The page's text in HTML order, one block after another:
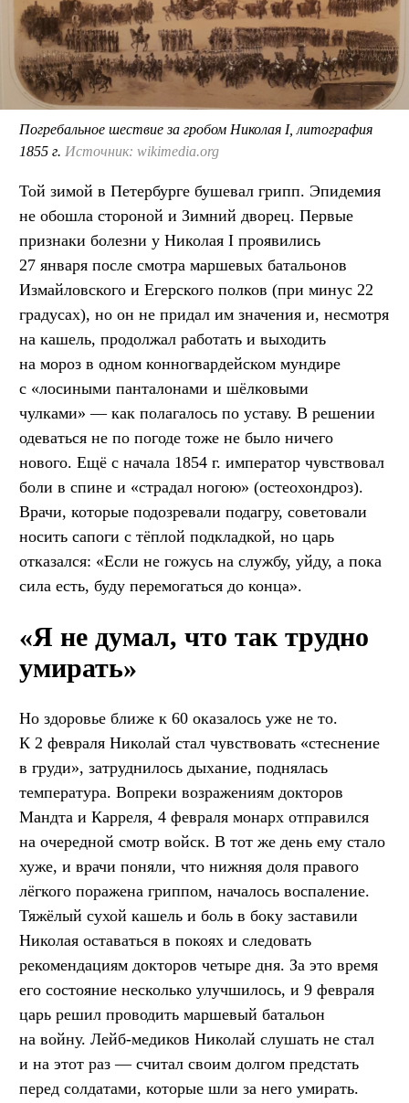
Погребальное шествие за гробом Николая I, литография
1855 г. Источник: wikimedia.org
Той зимой в Петербурге бушевал грипп. Эпидемия
не обошла стороной и Зимний дворец. Первые
признаки болезни у Николая I проявились
27 января после смотра маршевых батальонов
Измайловского и Егерского полков (при минус 22
градусах), но он не придал им значения и, несмотря
на кашель, продолжал работать и выходить
на мороз в одном конногвардейском мундире
с «лосиными панталонами и шёлковыми
чулками» — как полагалось по уставу. В решении
одеваться не по погоде тоже не было ничего
нового. Ещё с начала 1854 г. император чувствовал
боли в спине и «страдал ногою» (остеохондроз).
Врачи, которые подозревали подагру, советовали
носить сапоги с тёплой подкладкой, но царь
отказался: «Если не гожусь на службу, уйду, а пока
сила есть, буду перемогаться до конца».
«Я не думал, что так трудно
умирать»
Но здоровье ближе к 60 оказалось уже не то.
К 2 февраля Николай стал чувствовать «стеснение
в груди», затруднилось дыхание, поднялась
температура. Вопреки возражениям докторов
Мандта и Карреля, 4 февраля монарх отправился
на очередной смотр войск. В тот же день ему стало
хуже, и врачи поняли, что нижняя доля правого
лёгкого поражена гриппом, началось воспаление.
Тяжёлый сухой кашель и боль в боку заставили
Николая оставаться в покоях и следовать
рекомендациям докторов четыре дня. За это время
его состояние несколько улучшилось, и 9 февраля
царь решил проводить маршевый батальон
на войну. Лейб-медиков Николай слушать не стал
и на этот раз — считал своим долгом предстать
перед солдатами, которые шли за него умирать.